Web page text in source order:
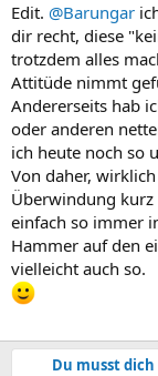
Edit. @Barungar
dir recht, diese
trotzdem alles
Attitüde nimmt
Andererseits hab
oder anderen
ich heute noch so
Von daher,
Überwindung
einfach so immer
Hammer auf den
vielleicht auch so.
Du musst